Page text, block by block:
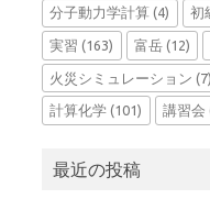
分子動力学計算 (4) 初
実習 (163) 富岳(12)
火災シミュレーション (7)
計算化学 (101) 講習会
最近の投稿